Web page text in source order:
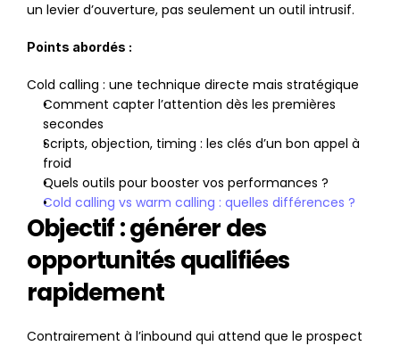
un levier d’ouverture, pas seulement un outil intrusif.
Points abordés :
Cold calling : une technique directe mais stratégique
Comment capter l’attention dès les premières
secondes
Scripts, objection, timing : les clés d’un bon appel à
froid
Quels outils pour booster vos performances ?
Cold calling vs warm calling : quelles différences ?
Objectif : générer des
opportunités qualifiées
rapidement
Contrairement à l’inbound qui attend que le prospect